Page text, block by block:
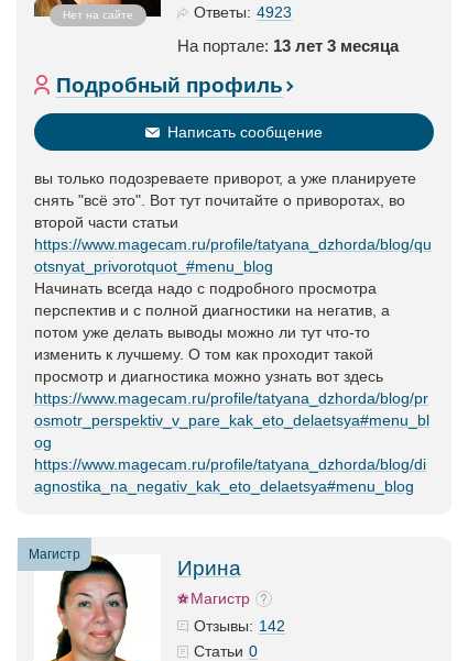
Нет на сайте
Ответы: 4923
На портале: 13 лет 3 месяца
Подробный профиль
Написать сообщение
вы только подозреваете приворот, а уже планируете
снять "всё это". Вот тут почитайте о приворотах, во
второй части статьи
https://www.magecam.ru/profile/tatyana_dzhorda/blog/qu
otsnyat_privorotquot_#menu_blog
Начинать всегда надо с подробного просмотра
перспектив и с полной диагностики на негатив, а
потом уже делать выводы можно ли тут что-то
изменить к лучшему. О том как проходит такой
просмотр и диагностика можно узнать вот здесь
https://www.magecam.ru/profile/tatyana_dzhorda/blog/pr
osmotr_perspektiv_v_pare_kak_eto_delaetsya#menu_bl
og
https://www.magecam.ru/profile/tatyana_dzhorda/blog/di
agnostika_na_negativ_kak_eto_delaetsya#menu_blog
Магистр
Ирина
Магистр
Отзывы: 142
Статьи 0